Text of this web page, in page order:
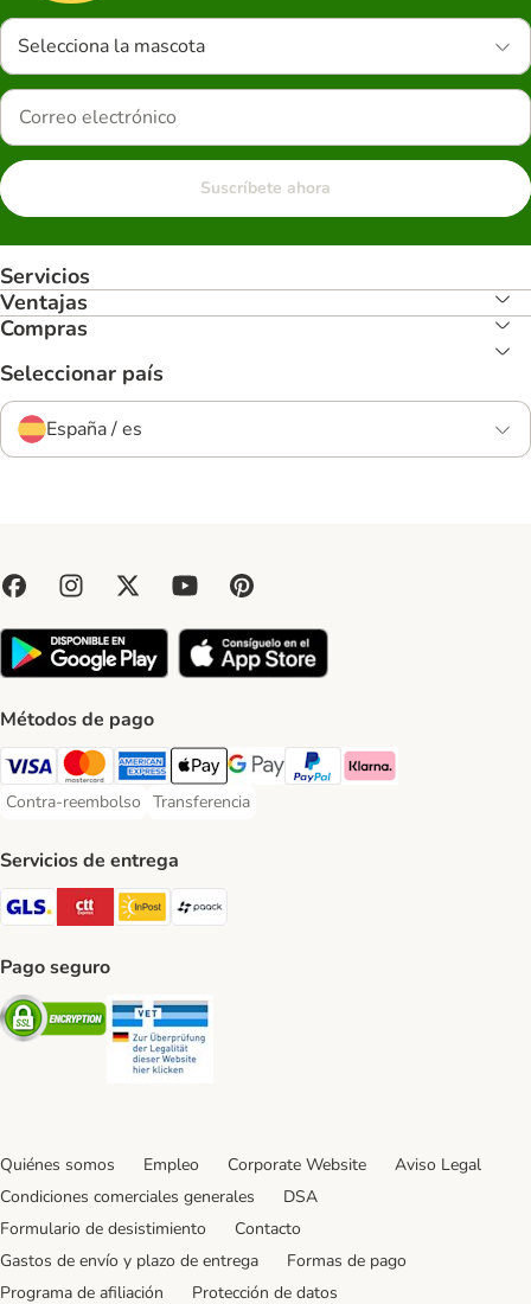
Selecciona la mascota
Suscríbete ahora
Servicios
Ventajas
Compras
Seleccionar país
España / es
Métodos de pago
Visa Payment Method
Mastercard Payment Method
American Express Payment Method
Apple Pay Payment Method
Google Pay Payment Method
PayPal Payment Method
Klarna Payment Method
Contra-reembolso
Contra-reembolso Payment Method
Transferencia
Transferencia Payment Method
Servicios de entrega
GLS Shipping Method
CTTExpress Shipping Method
InPost Shipping Method
Pago seguro
Security
Quiénes somos Empleo Corporate Website
Aviso Legal
Condiciones comerciales generales
DSA
Formulario de desistimiento
Contacto
Gastos de envío y plazo de entrega
Formas de pago
Programa de afiliación
Protección de datos